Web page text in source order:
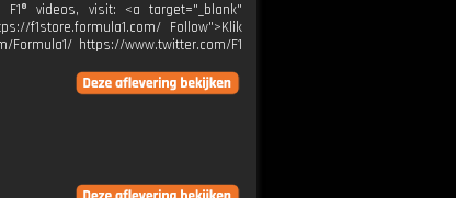
videos, visit: <a target="_blank"
f1store.formula1.com/ Follow">Klik
Formula1/ https://www.twitter.com/F1